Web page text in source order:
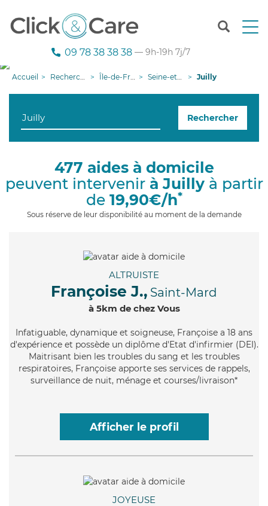
T
n
g
i
09 78 38 38 38 — 9h-19h 7j/7
Accueil Recherche aide à domicile Île-de-France Seine-et-Marne Juilly
Rechercher
477 aides à domicile
peuvent intervenir à Juillyà partir
de 19,90€/h*
Sous réserve de leur disponibilité au moment de la demande
ALTRUISTE
Françoise J., Saint-Mard
à 5km de chez Vous
Infatiguable, dynamique et soigneuse, Françoise a 18 ans
d'expérience et possède un diplôme d'Etat d'infirmier (DEI).
Maitrisant bien les troubles du sang et les troubles
respiratoires, Françoise apporte ses services de rappels,
surveillance de nuit, ménage et courses/livraison*
Afficher le profil
JOYEUSE